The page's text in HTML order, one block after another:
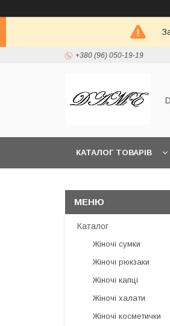
+380 (96) 050-19-19
КАТАЛОГ ТОВАРІВ
Каталог
Жіночі сумки
Жіночі рюкзаки
Жіночі капці
Жіночі халати
Жіночі косметички